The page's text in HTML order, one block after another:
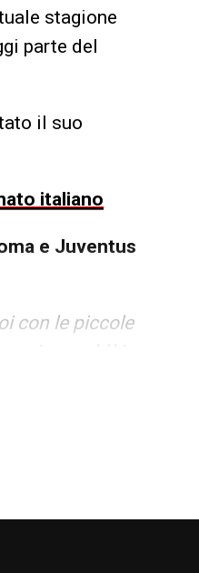
stagione
parte del
il suo
italiano
e Juventus
con le piccole
i rossoblù!
che ho visto.
squadra in